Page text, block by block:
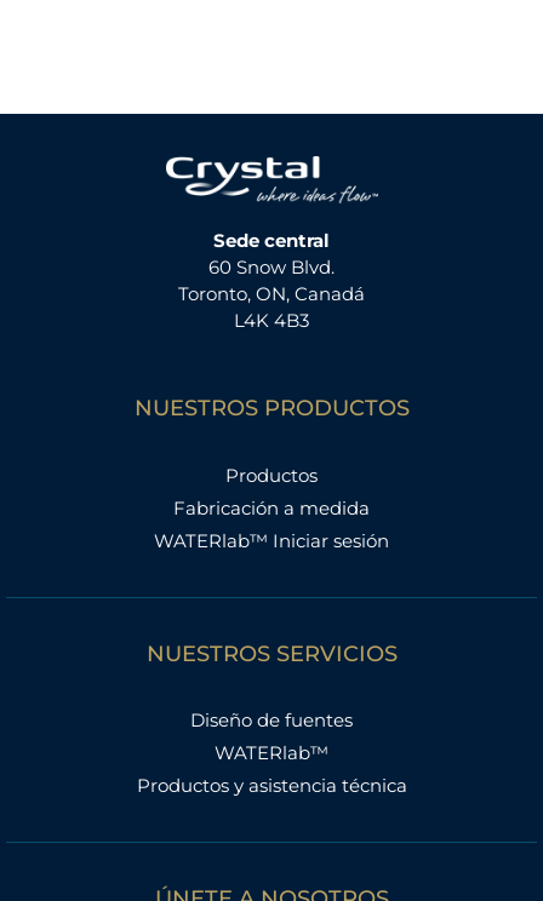
Sede central
60 Snow Blvd.
Toronto, ON, Canadá
L4K 4B3
NUESTROS PRODUCTOS
Productos
Fabricación a medida
WATERlab™ Iniciar sesión
NUESTROS SERVICIOS
Diseño de fuentes
WATERlab™
Productos y asistencia técnica